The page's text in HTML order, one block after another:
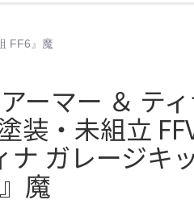
FF6』魔
アーマー ＆ テ
装・未組立
ナ ガレージキ
魔